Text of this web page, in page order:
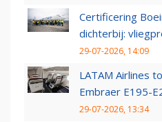
Certificering
dichterbij:
29-07-2026, 14:09
LATAM Airlines
Embraer E195-
29-07-2026, 13:34